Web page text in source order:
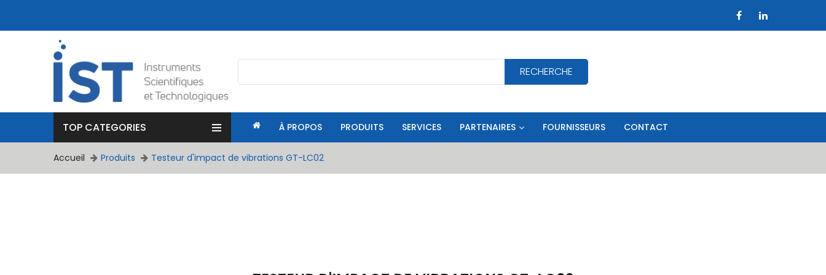
RECHERCHE
TOP CATEGORIES À PROPOS PRODUITS SERVICES PARTENAIRES FOURNISSEURS CONTACT
Accueil Produits Testeur d'impact de vibrations GT-LC02